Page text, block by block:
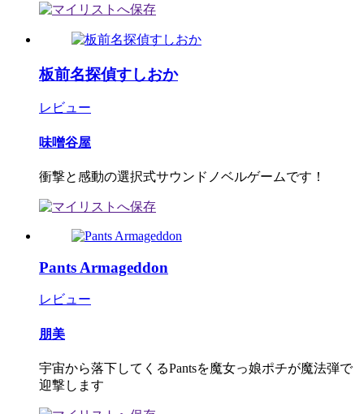
板前名探偵すしおか
レビュー
味噌谷屋
衝撃と感動の選択式サウンドノベルゲームです！
Pants Armageddon
レビュー
朋美
宇宙から落下してくるPantsを魔女っ娘ポチが魔法弾で
迎撃します